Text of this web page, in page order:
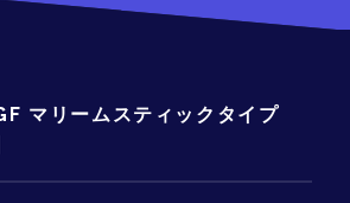
マリームスティックタイプ